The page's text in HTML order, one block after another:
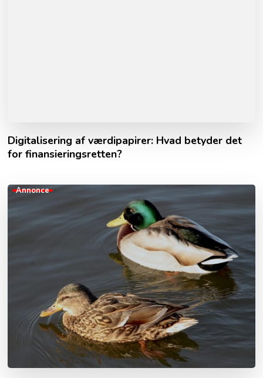
Digitalisering af værdipapirer: Hvad betyder det
for finansieringsretten?
Annonce